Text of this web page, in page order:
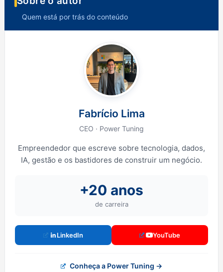
Quem está por trás do conteúdo
Fabrício Lima
CEO · Power Tuning
Empreendedor que escreve sobre tecnologia, dados,
IA, gestão e os bastidores de construir um negócio.
+20 anos
de carreira
LinkedIn YouTube
Conheça a Power Tuning →